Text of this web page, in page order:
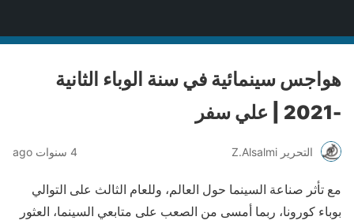
هواجس سينمائية في سنة الوباء الثانية
-2021 | علي سفر
التحرير Z.Alsalmi 4 سنوات ago
مع تأثر صناعة السينما حول العالم، وللعام الثالث على التوالي
بوباء كورونا، ربما أمسى من الصعب على متابعي السينما، العثور